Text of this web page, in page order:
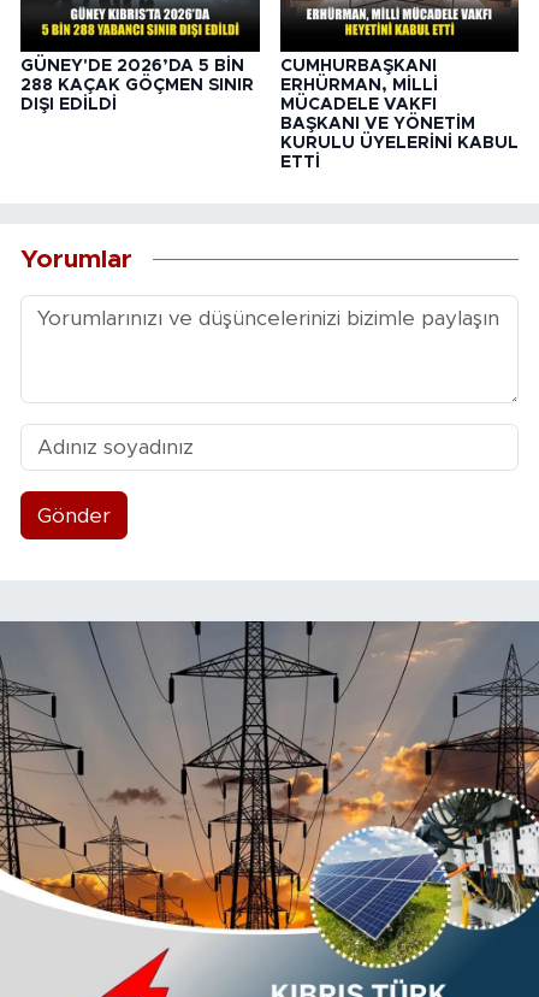
GÜNEY'DE 2026’DA 5 BİN
288 KAÇAK GÖÇMEN SINIR
DIŞI EDİLDİ
CUMHURBAŞKANI
ERHÜRMAN, MİLLİ
MÜCADELE VAKFI
BAŞKANI VE YÖNETİM
KURULU ÜYELERİNİ KABUL
ETTİ
Yorumlar
Gönder